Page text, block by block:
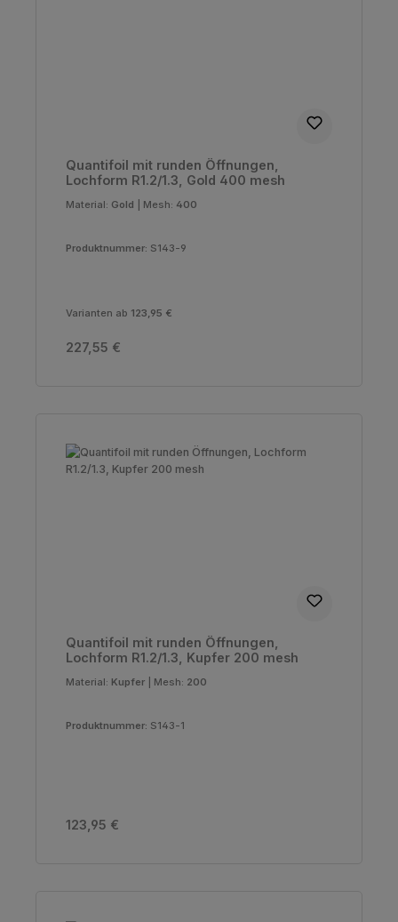
Quantifoil mit runden Öffnungen,
Lochform R1.2/1.3, Gold 400 mesh
Material: Gold Mesh: 400
Produktnummer: S143-9
Varianten ab 123,95 €
Regulärer Preis:
227,55 €
Quantifoil mit runden Öffnungen,
Lochform R1.2/1.3, Kupfer 200 mesh
Material: Kupfer Mesh: 200
Produktnummer: S143-1
Regulärer Preis:
123,95 €